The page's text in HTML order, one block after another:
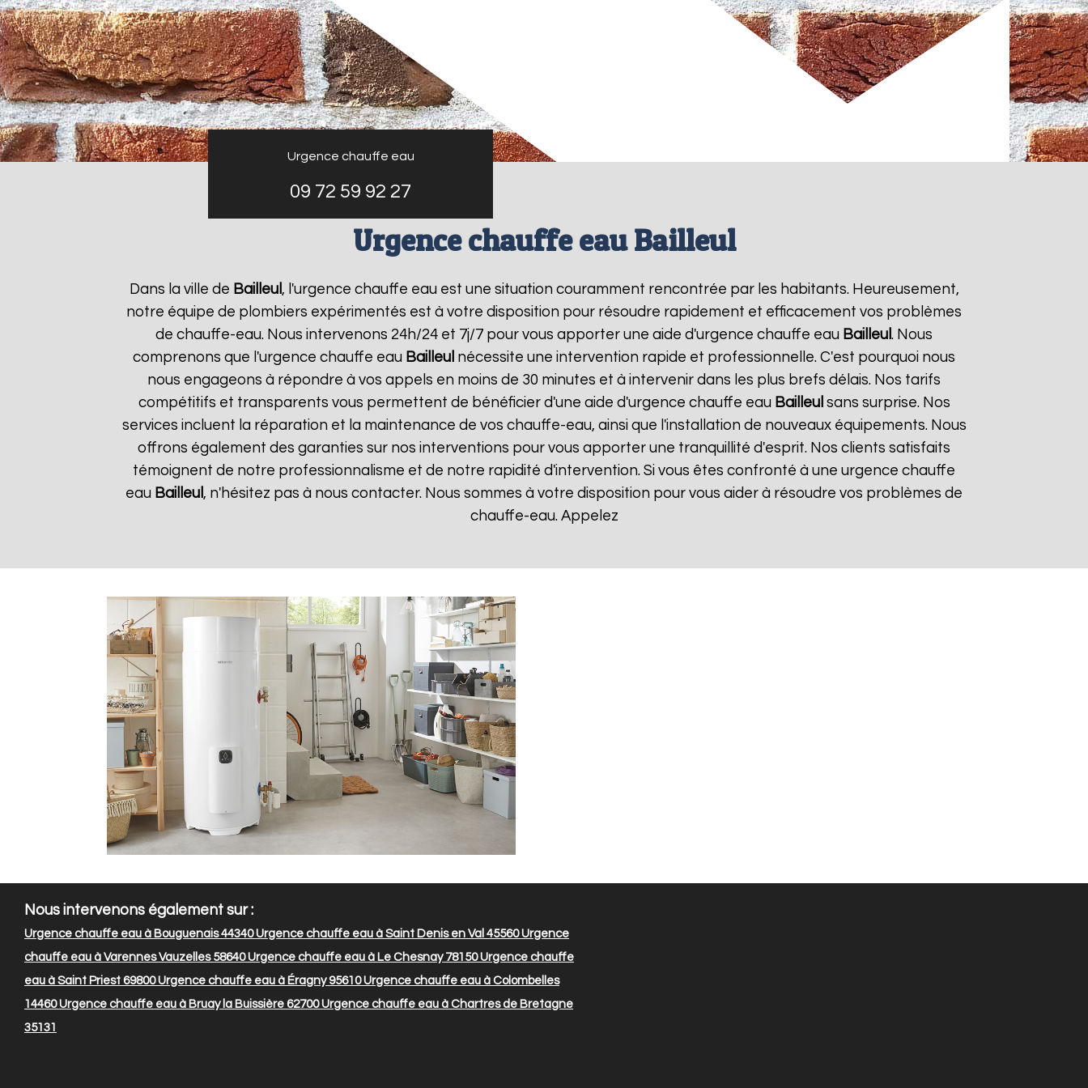
Urgence chauffe eau
09 72 59 92 27
Urgence chauffe eau Bailleul
Dans la ville de Bailleul , l'urgence chauffe eau est une situation couramment rencontrée par les habitants. Heureusement,
notre équipe de plombiers expérimentés est à votre disposition pour résoudre rapidement et efficacement vos problèmes
de chauffe-eau. Nous intervenons 24h/24 et 7j/7 pour vous apporter une aide d'urgence chauffe eau Bailleul . Nous
comprenons que l'urgence chauffe eau Bailleul nécessite une intervention rapide et professionnelle. C'est pourquoi nous
nous engageons à répondre à vos appels en moins de 30 minutes et à intervenir dans les plus brefs délais. Nos tarifs
compétitifs et transparents vous permettent de bénéficier d'une aide d'urgence chauffe eau Bailleul sans surprise. Nos
services incluent la réparation et la maintenance de vos chauffe-eau, ainsi que l'installation de nouveaux équipements. Nous
offrons également des garanties sur nos interventions pour vous apporter une tranquillité d'esprit. Nos clients satisfaits
témoignent de notre professionnalisme et de notre rapidité d'intervention. Si vous êtes confronté à une urgence chauffe
eau Bailleul , n'hésitez pas à nous contacter. Nous sommes à votre disposition pour vous aider à résoudre vos problèmes de
chauffe-eau. Appelez
Nous intervenons également sur :
Urgence chauffe eau à Bouguenais 44340Urgence chauffe eau à Saint Denis en Val 45560Urgence
chauffe eau à Varennes Vauzelles 58640Urgence chauffe eau à Le Chesnay 78150Urgence chauffe
eau à Saint Priest 69800Urgence chauffe eau à Éragny 95610Urgence chauffe eau à Colombelles
14460Urgence chauffe eau à Bruay la Buissière 62700Urgence chauffe eau à Chartres de Bretagne
35131